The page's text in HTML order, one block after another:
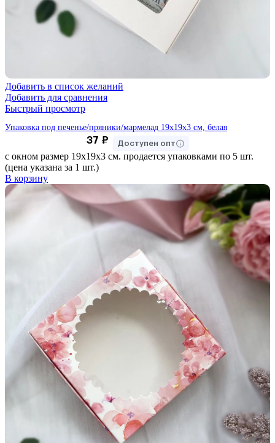
Добавить в список желаний
Добавить для сравнения
Быстрый просмотр
Упаковка под печенье/пряники/мармелад 19х19х3 см, белая
37 ₽ Доступен опт
с окном размер 19х19х3 см. продается упаковками по 5 шт.
(цена указана за 1 шт.)
В корзину